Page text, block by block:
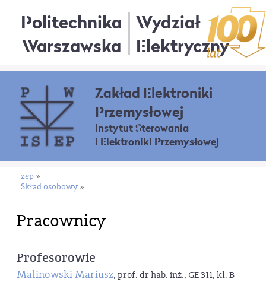
Politechnika
Warszawska
Wydział
Elektryczny
Zakład Elektroniki
Przemysłowej
Instytut Sterowania
i Elektroniki Przemysłowej
zep »
Skład osobowy »
Pracownicy
Profesorowie
Malinowski Mariusz, prof. dr hab. inż., GE 311, kl. B